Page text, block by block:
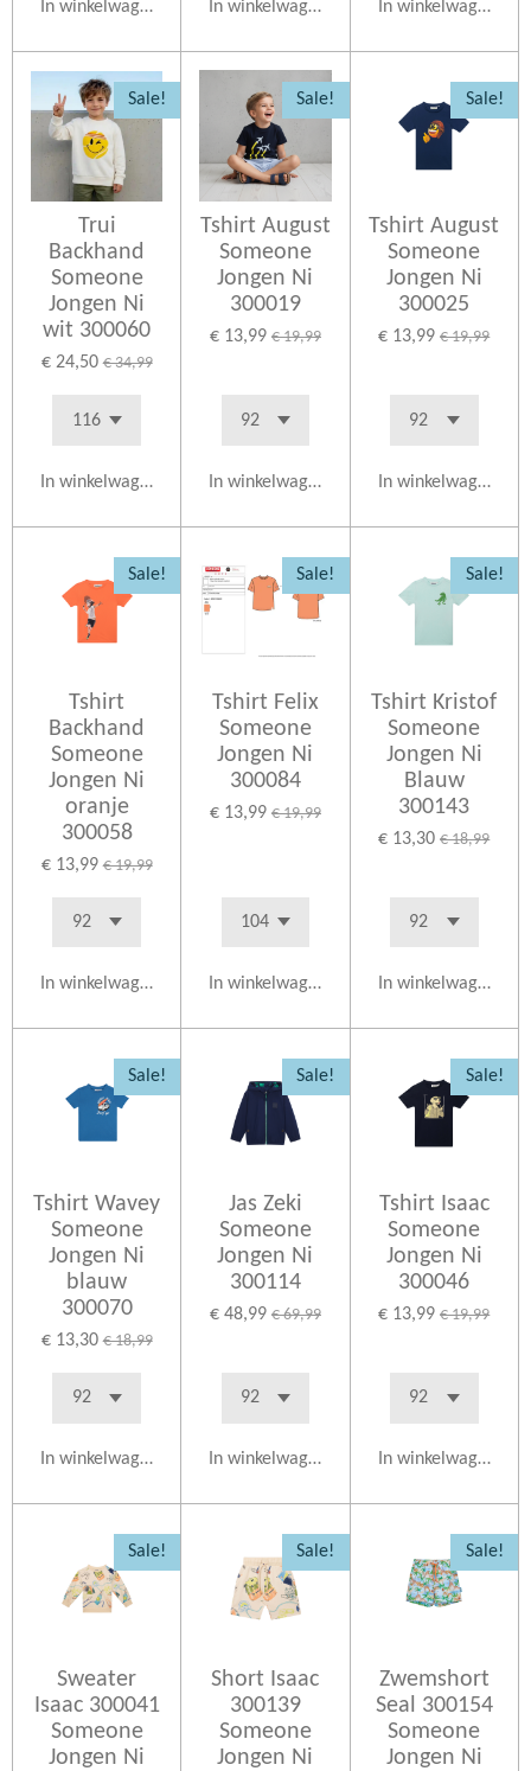
In winkelwagen In winkelwagen In winkelwagen
Sale!
Trui
Backhand
Someone
Jongen Ni
wit 300060
€ 24,50 € 34,99
In winkelwagen
Sale!
Tshirt August
Someone
Jongen Ni
300019
€ 13,99 € 19,99
In winkelwagen
Sale!
Tshirt August
Someone
Jongen Ni
300025
€ 13,99 € 19,99
In winkelwagen
Sale!
Tshirt
Backhand
Someone
Jongen Ni
oranje
300058
€ 13,99 € 19,99
In winkelwagen
Sale!
Tshirt Felix
Someone
Jongen Ni
300084
€ 13,99 € 19,99
In winkelwagen
Sale!
Tshirt Kristof
Someone
Jongen Ni
Blauw
300143
€ 13,30 € 18,99
In winkelwagen
Sale!
Tshirt Wavey
Someone
Jongen Ni
blauw
300070
€ 13,30 € 18,99
In winkelwagen
Sale!
Jas Zeki
Someone
Jongen Ni
300114
€ 48,99 € 69,99
In winkelwagen
Sale!
Tshirt Isaac
Someone
Jongen Ni
300046
€ 13,99 € 19,99
In winkelwagen
Sale!
Sweater
Isaac 300041
Someone
Jongen Ni
Sale!
Short Isaac
300139
Someone
Jongen Ni
Sale!
Zwemshort
Seal 300154
Someone
Jongen Ni